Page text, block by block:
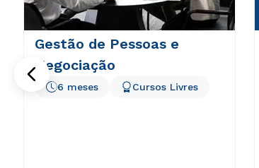
Gestão de Pessoas e
Negociação
6 meses Cursos Livres